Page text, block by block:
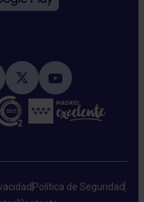
Política de Seguridad